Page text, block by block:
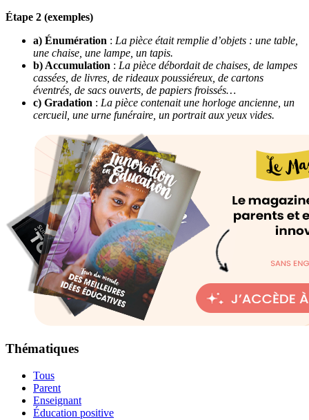
Étape 2 (exemples)
a) Énumération : La pièce était remplie d’objets : une table,
une chaise, une lampe, un tapis.
b) Accumulation : La pièce débordait de chaises, de lampes
cassées, de livres, de rideaux poussiéreux, de cartons
éventrés, de sacs ouverts, de papiers froissés…
c) Gradation : La pièce contenait une horloge ancienne, un
cercueil, une urne funéraire, un portrait aux yeux vides.
Thématiques
Tous
Parent
Enseignant
Éducation positive